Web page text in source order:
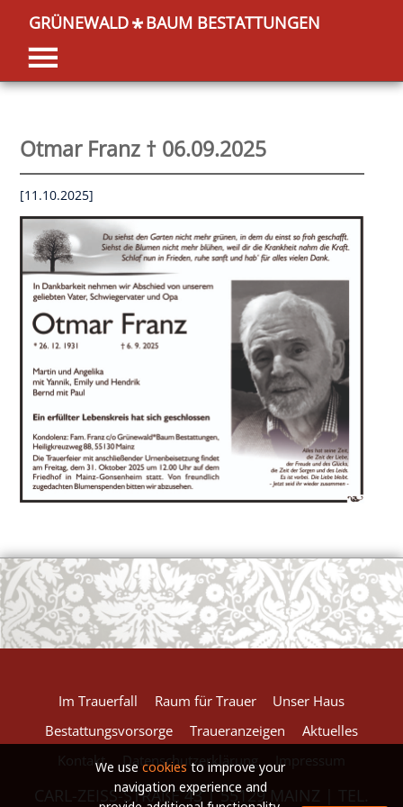
We use cookies to improve your
navigation experience and
OK
European Commission | Cookies Policy
powered by WPCookiePro
GRÜNEWALD*BAUM BESTATTUNGEN
Otmar Franz † 06.09.2025
[11.10.2025]
Im Trauerfall Raum für Trauer
Unser Haus
Bestattungsvorsorge
Traueranzeigen
Aktuelles
Kontakt
Datenschutzerklärung Impressum
CARL-ZEISS-STRAßE 43 | 55129 MAINZ | TEL.